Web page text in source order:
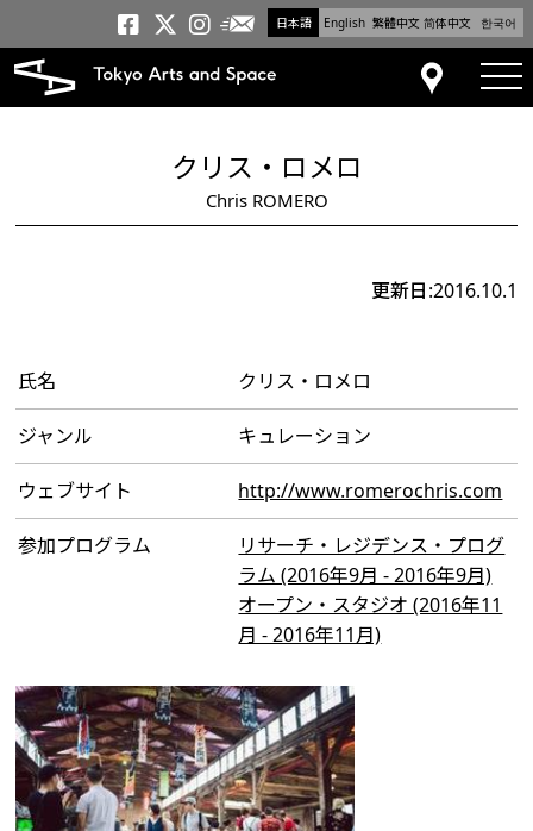
日本語 English 繁體中文 简体中文 한국어
トーキョーアーツアンド
トーキョーアーツアンド
トーキョーアーツア
メールニュース
アクセス
クリス・ロメロ
Chris ROMERO
更新日:2016.10.1
氏名 クリス・ロメロ
ジャンル キュレーション
ウェブサイト http://www.romerochris.com
参加プログラム
リサーチ・レジデンス・プログ
ラム (2016年9月 - 2016年9月)
オープン・スタジオ (2016年11
月 - 2016年11月)